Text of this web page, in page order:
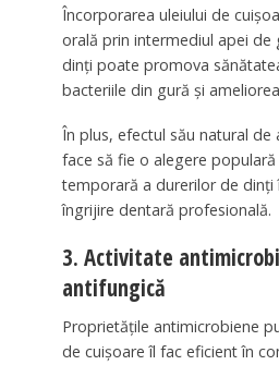
Încorporarea uleiului de
orală prin intermediul apei de
dinți poate promova
bacteriile din gură și
În plus, efectul său natural de
face să fie o alegere
temporară a durerilor de dinți
îngrijire dentară profesională.
3. Activitate
antifungică
Proprietățile antimicrobiene
de cuișoare îl fac eficient în